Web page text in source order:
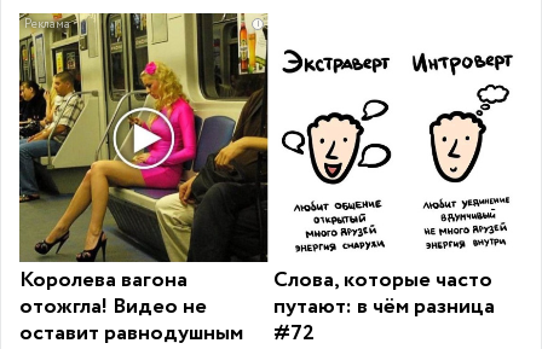
i
Королева вагона
отожгла! Видео не
оставит равнодушным
Слова, которые часто
путают: в чём разница
#72